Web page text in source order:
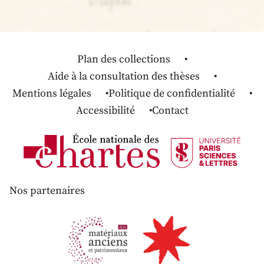
Plan des collections
Aide à la consultation des thèses
Mentions légales
Politique de confidentialité
Accessibilité
Contact
Nos partenaires